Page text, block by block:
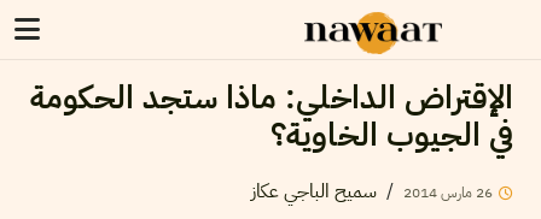
الإقتراض الداخلي: ماذا ستجد الحكومة
في الجيوب الخاوية؟
26 مارس2014
/ سميح الباجي عكاز